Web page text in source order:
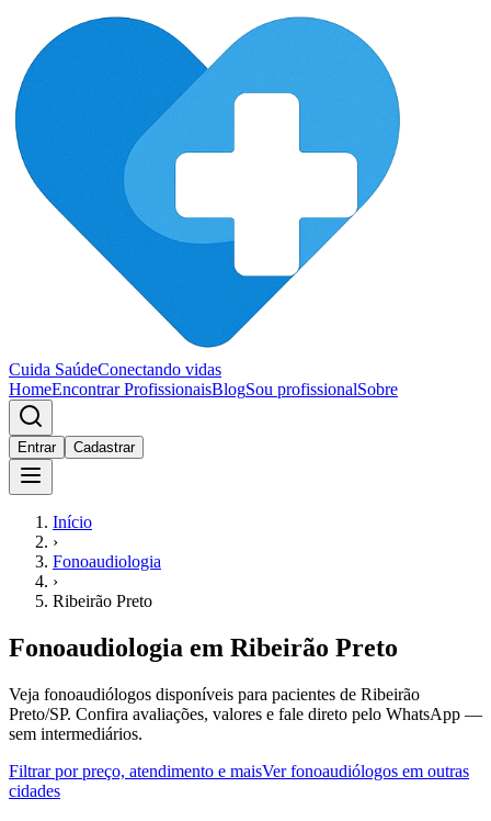
Cuida SaúdeConectando vidas
HomeEncontrar ProfissionaisBlogSou profissionalSobre
Entrar Cadastrar
Início
›
Fonoaudiologia
›
Ribeirão Preto
Fonoaudiologia em Ribeirão Preto
Veja fonoaudiólogos disponíveis para pacientes de Ribeirão
Preto/SP. Confira avaliações, valores e fale direto pelo WhatsApp —
sem intermediários.
Filtrar por preço, atendimento e maisVerfonoaudiólogos em outras
cidades